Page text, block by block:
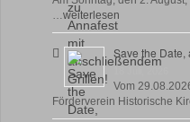
…weiterlesen
Save the Date,
Vom
Förderverein Historische